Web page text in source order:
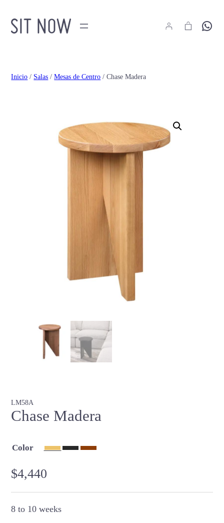
Hola
Inicio / Salas /Mesas de Centro / Chase Madera
LM58A
Chase Madera
Color
$4,440
8 to 10 weeks